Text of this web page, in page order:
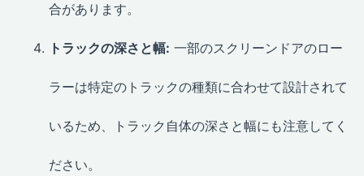
合があります。
トラックの深さと幅: 一部のスクリーンドアのロー
ラーは特定のトラックの種類に合わせて設計されて
いるため、トラック自体の深さと幅にも注意してく
ださい。